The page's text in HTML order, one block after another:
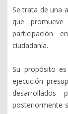
Se trata de una
que
participación
ciudadanía.
Su propósito
ejecución
desarrollados
posteriormente